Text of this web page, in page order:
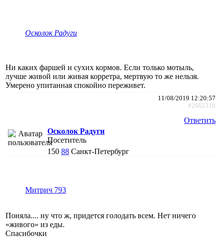
Осколок Радуги
Ни каких фаршей и сухих кормов. Если только мотыль,
лучше живой или живая корретра, мертвую то же нельзя.
Умерено упитанная спокойно переживет.
11/08/2019 12:20:57
#2662318
Ответить
Осколок Радуги
Посетитель
150 88 Санкт-Петербург
Митрич 793
Поняла.... ну что ж, придется голодать всем. Нет ничего
«живого» из еды.
Спасибочки